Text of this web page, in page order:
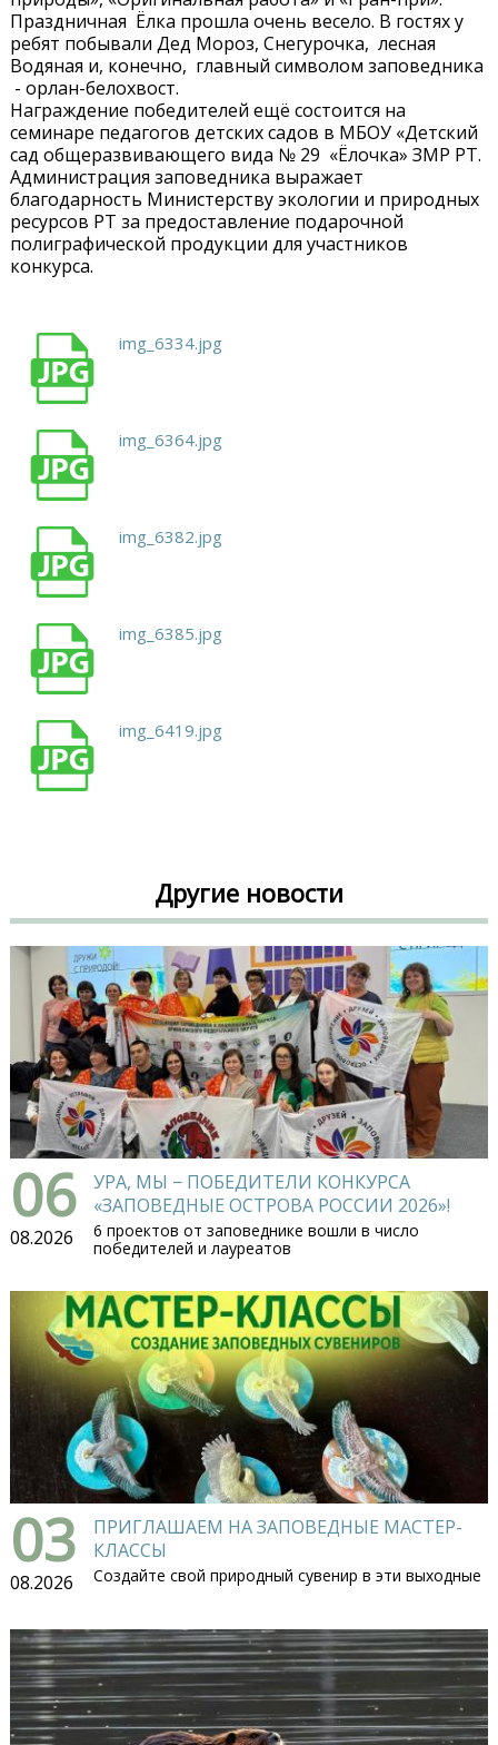
Праздничная Ёлка прошла очень весело. В гостях у
ребят побывали Дед Мороз, Снегурочка, лесная
Водяная и, конечно, главный символом заповедника
- орлан-белохвост.
Награждение победителей ещё состоится на
семинаре педагогов детских садов в МБОУ «Детский
сад общеразвивающего вида № 29 «Ёлочка» ЗМР РТ.
Администрация заповедника выражает
благодарность Министерству экологии и природных
ресурсов РТ за предоставление подарочной
полиграфической продукции для участников
конкурса.
img_6334.jpg
img_6364.jpg
img_6382.jpg
img_6385.jpg
img_6419.jpg
Другие новости
06
08.2026
УРА, МЫ − ПОБЕДИТЕЛИ КОНКУРСА
«ЗАПОВЕДНЫЕ ОСТРОВА РОССИИ 2026»!
6 проектов от заповеднике вошли в число
победителей и лауреатов
03
08.2026
ПРИГЛАШАЕМ НА ЗАПОВЕДНЫЕ МАСТЕР-
КЛАССЫ
Создайте свой природный сувенир в эти выходные